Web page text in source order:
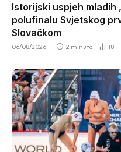
Istorijski uspjeh mladih
polufinalu Svjetskog
Slovačkom
06/08/2026 2 minuta 18